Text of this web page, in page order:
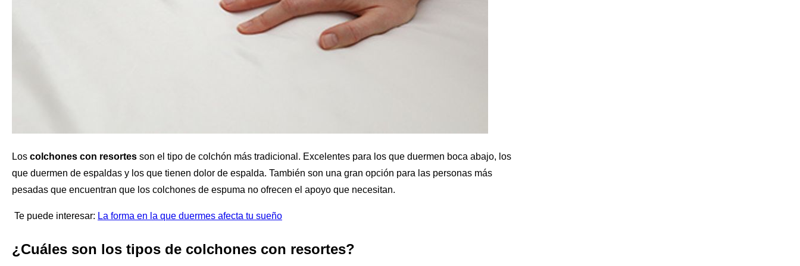
Los colchones con resortes son el tipo de colchón más tradicional. Excelentes para los que duermen boca abajo, los
que duermen de espaldas y los que tienen dolor de espalda. También son una gran opción para las personas más
pesadas que encuentran que los colchones de espuma no ofrecen el apoyo que necesitan.
Te puede interesar: La forma en la que duermes afecta tu sueño
¿Cuáles son los tipos de colchones con resortes?